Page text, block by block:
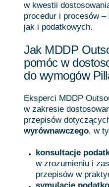
w kwestii
procedur i procesów
jak i podatkowych.
Jak MDDP
pomóc w
do wymogów
Eksperci MDDP
w zakresie
przepisów
wyrównawczego, w
konsultacje
w zrozumieniu i
przepisów w